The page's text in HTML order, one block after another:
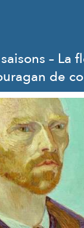
– La
de